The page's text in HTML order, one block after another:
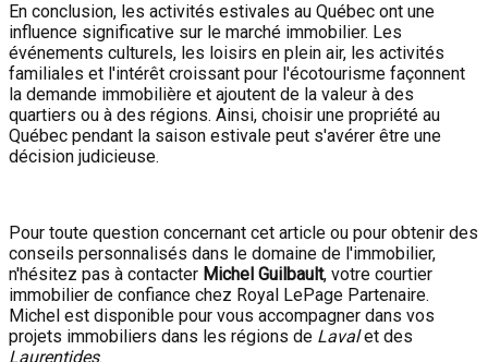
En conclusion, les activités estivales au Québec ont une
influence significative sur le marché immobilier. Les
événements culturels, les loisirs en plein air, les activités
familiales et l'intérêt croissant pour l'écotourisme façonnent
la demande immobilière et ajoutent de la valeur à des
quartiers ou à des régions. Ainsi, choisir une propriété au
Québec pendant la saison estivale peut s'avérer être une
décision judicieuse.
Pour toute question concernant cet article ou pour obtenir des
conseils personnalisés dans le domaine de l'immobilier,
n'hésitez pas à contacter Michel Guilbault, votre courtier
immobilier de confiance chez Royal LePage Partenaire.
Michel est disponible pour vous accompagner dans vos
projets immobiliers dans les régions de Lavalet des
Laurentides.